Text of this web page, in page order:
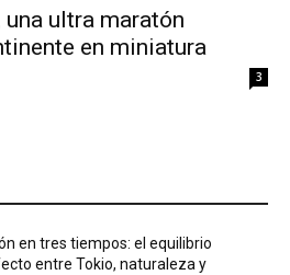
Eyes
ultra maratón
en miniatura
3
en tres tiempos: el equilibrio
entre Tokio, naturaleza y